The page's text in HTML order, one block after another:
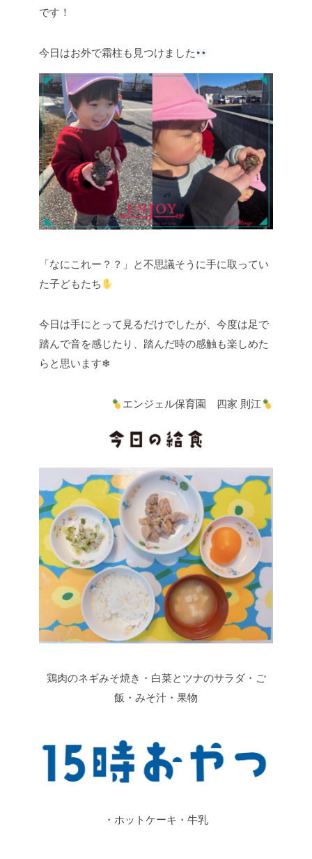
です！
今日はお外で霜柱も見つけました
「なにこれー？？」と不思議そうに手に取ってい
た子どもたち
今日は手にとって見るだけでしたが、今度は足で
踏んで音を感じたり、踏んだ時の感触も楽しめた
らと思います❄
エンジェル保育園 四家 則江
鶏肉のネギみそ焼き・白菜とツナのサラダ・ご
飯・みそ汁・果物
・ホットケーキ・牛乳